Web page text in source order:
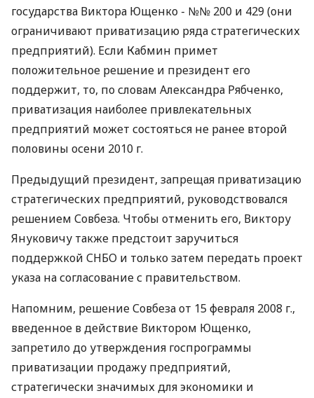
государства Виктора Ющенко - №№ 200 и 429 (они
ограничивают приватизацию ряда стратегических
предприятий). Если Кабмин примет
положительное решение и президент его
поддержит, то, по словам Александра Рябченко,
приватизация наиболее привлекательных
предприятий может состояться не ранее второй
половины осени 2010 г.
Предыдущий президент, запрещая приватизацию
стратегических предприятий, руководствовался
решением Совбеза. Чтобы отменить его, Виктору
Януковичу также предстоит заручиться
поддержкой СНБО и только затем передать проект
указа на согласование с правительством.
Напомним, решение Совбеза от 15 февраля 2008 г.,
введенное в действие Виктором Ющенко,
запретило до утверждения госпрограммы
приватизации продажу предприятий,
стратегически значимых для экономики и